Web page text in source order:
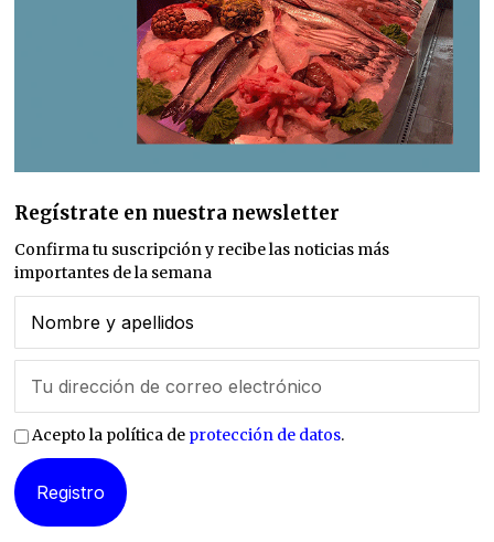
Regístrate en nuestra newsletter
Confirma tu suscripción y recibe las noticias más
importantes de la semana
Acepto la política de protección de datos.